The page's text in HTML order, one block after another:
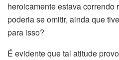
heroicamente estava correndo
poderia se omitir, ainda que
para isso?
É evidente que tal atitude